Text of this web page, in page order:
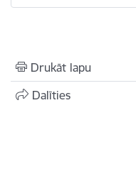
Drukāt lapu
Dalīties